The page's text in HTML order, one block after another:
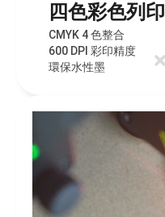
四色彩色列印
CMYK 4 色整合
600 DPI 彩印精度
環保水性墨